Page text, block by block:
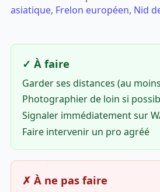
asiatique, Frelon européen, Nid
✓ À faire
Garder ses distances (au
Photographier de loin si
Signaler immédiatement sur
Faire intervenir un pro agréé
✗ À ne pas faire